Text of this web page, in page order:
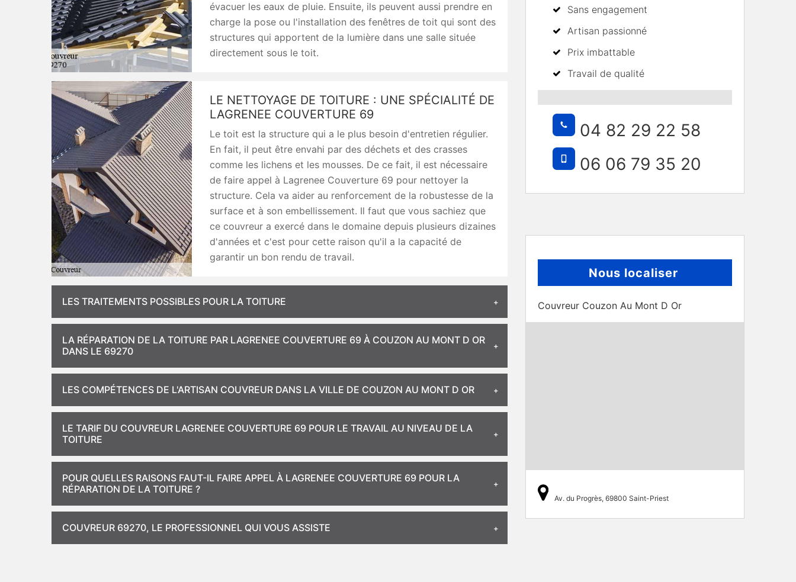
évacuer les eaux de pluie. Ensuite, ils peuvent aussi prendre en
charge la pose ou l'installation des fenêtres de toit qui sont des
structures qui apportent de la lumière dans une salle située
directement sous le toit.
LE NETTOYAGE DE TOITURE : UNE SPÉCIALITÉ DE
LAGRENEE COUVERTURE 69
Le toit est la structure qui a le plus besoin d'entretien régulier.
En fait, il peut être envahi par des déchets et des crasses
comme les lichens et les mousses. De ce fait, il est nécessaire
de faire appel à Lagrenee Couverture 69 pour nettoyer la
structure. Cela va aider au renforcement de la robustesse de la
surface et à son embellissement. Il faut que vous sachiez que
ce couvreur a exercé dans le domaine depuis plusieurs dizaines
d'années et c'est pour cette raison qu'il a la capacité de
garantir un bon rendu de travail.
LES TRAITEMENTS POSSIBLES POUR LA TOITURE
LA RÉPARATION DE LA TOITURE PAR LAGRENEE COUVERTURE 69 À COUZON AU MONT D OR
DANS LE 69270
LES COMPÉTENCES DE L'ARTISAN COUVREUR DANS LA VILLE DE COUZON AU MONT D OR
LE TARIF DU COUVREUR LAGRENEE COUVERTURE 69 POUR LE TRAVAIL AU NIVEAU DE LA
TOITURE
POUR QUELLES RAISONS FAUT-IL FAIRE APPEL À LAGRENEE COUVERTURE 69 POUR LA
RÉPARATION DE LA TOITURE ?
COUVREUR 69270, LE PROFESSIONNEL QUI VOUS ASSISTE
Sans engagement
Artisan passionné
Prix imbattable
Travail de qualité
04 82 29 22 58
06 06 79 35 20
Nous localiser
Couvreur Couzon Au Mont D Or
Av. du Progrès, 69800 Saint-Priest